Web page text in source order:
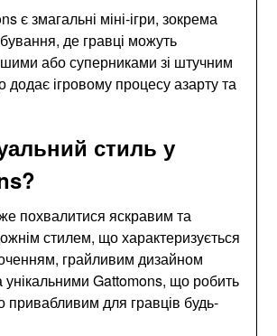
є змагальні міні-ігри, зокрема
де гравці можуть
або суперниками зі штучним
додає ігровому процесу азарту та
стиль у
похвалитися яскравим та
стилем, що характеризується
грайливим дизайном
унікальними Gattomons, що робить
привабливим для гравців будь-